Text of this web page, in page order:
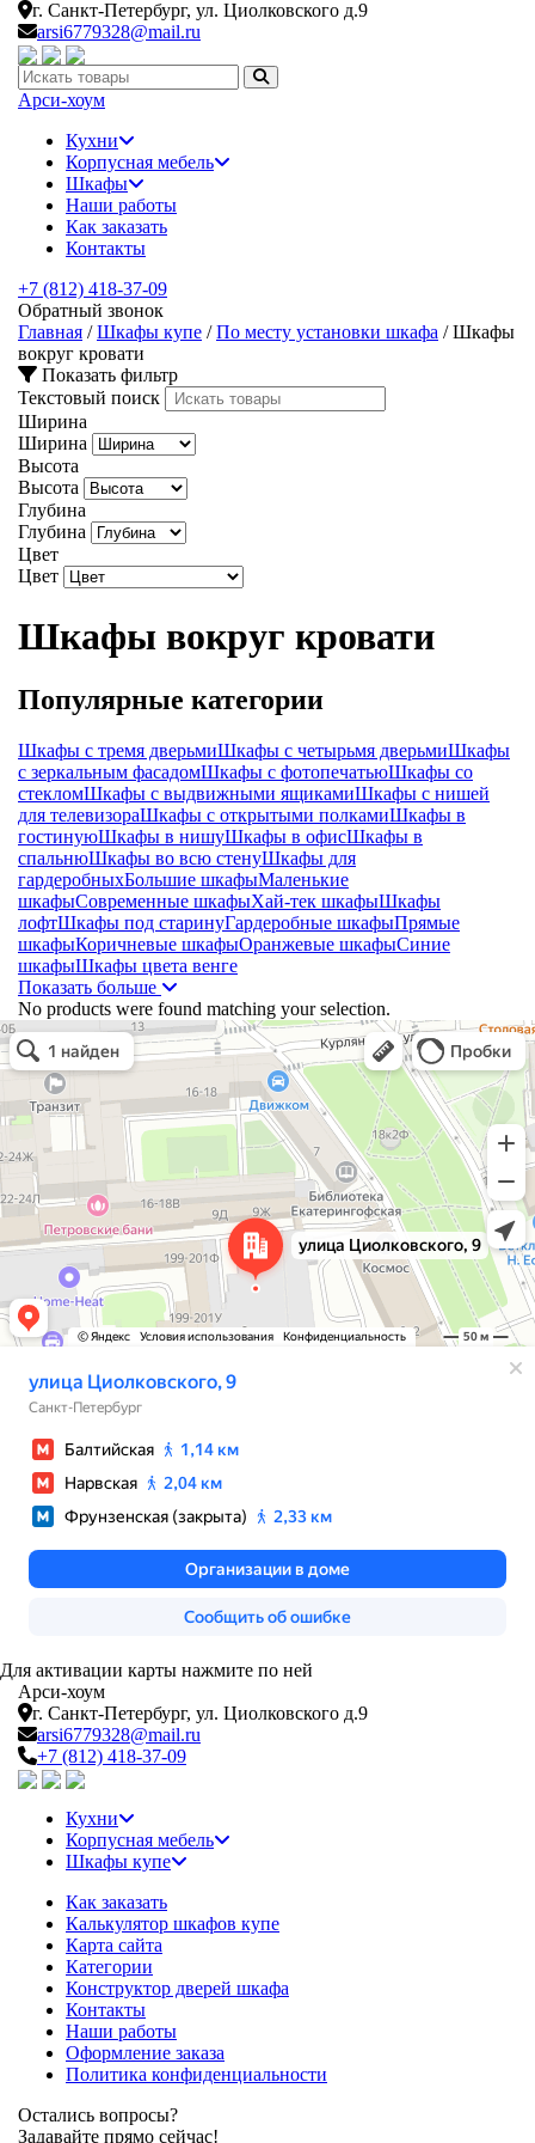
г. Санкт-Петербург, ул. Циолковского д.9
arsi6779328@mail.ru
Искать:
Арси-хоум
Кухни
Корпусная мебель
Шкафы
Наши работы
Как заказать
Контакты
+7 (812) 418-37-09
Обратный звонок
Главная /Шкафы купе /По месту установки шкафа /Шкафы
вокруг кровати
Показать фильтр
Текстовый поиск
Ширина
Ширина
Высота
Высота
Глубина
Глубина
Цвет
Цвет
Шкафы вокруг кровати
Популярные категории
Шкафы с тремя дверьмиШкафы с четырьмя дверьмиШкафы
с зеркальным фасадомШкафы с фотопечатьюШкафы со
стекломШкафы с выдвижными ящикамиШкафы с нишей
для телевизораШкафы с открытыми полкамиШкафы в
гостинуюШкафы в нишуШкафы в офисШкафы в
спальнюШкафы во всю стенуШкафы для
гардеробныхБольшие шкафыМаленькие
шкафыСовременные шкафыХай-тек шкафыШкафы
лофтШкафы под старинуГардеробные шкафыПрямые
шкафыКоричневые шкафыОранжевые шкафыСиние
шкафыШкафы цвета венге
Показать больше
No products were found matching your selection.
Для активации карты нажмите по ней
Арси-хоум
г. Санкт-Петербург, ул. Циолковского д.9
arsi6779328@mail.ru
+7 (812) 418-37-09
Кухни
Корпусная мебель
Шкафы купе
Как заказать
Калькулятор шкафов купе
Карта сайта
Категории
Конструктор дверей шкафа
Контакты
Наши работы
Оформление заказа
Политика конфиденциальности
Остались вопросы?
Задавайте прямо сейчас!